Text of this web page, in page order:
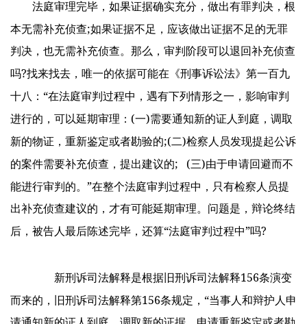
法庭审理完毕，如果证据确实充分，做出有罪判决，根
本无需补充侦查;如果证据不足，应该做出证据不足的无罪
判决，也无需补充侦查。那么，审判阶段可以退回补充侦查
吗?找来找去，唯一的依据可能在《刑事诉讼法》第一百九
十八： “在法庭审判过程中，遇有下列情形之一，影响审判
进行的，可以延期审理： (一)需要通知新的证人到庭，调取
新的物证，重新鉴定或者勘验的;(二)检察人员发现提起公诉
的案件需要补充侦查，提出建议的; (三)由于申请回避而不
能进行审判的。 ”在整个法庭审判过程中，只有检察人员提
出补充侦查建议的，才有可能延期审理。问题是，辩论终结
后，被告人最后陈述完毕，还算“法庭审判过程中”吗?
新刑诉司法解释是根据旧刑诉司法解释156条演变
而来的，旧刑诉司法解释第156条规定， “当事人和辩护人申